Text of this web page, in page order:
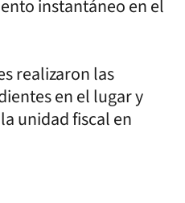
instantáneo en el
realizaron las
en el lugar y
unidad fiscal en